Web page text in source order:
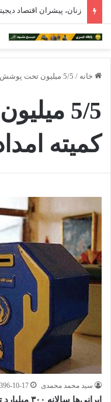
زنان، پیشران اقتصاد
خانه / 5/5 میلیون تحت پوشش کمیته امداد در کشور
5/5
کمیته
سید محمد محمدی 10-17
ایرانی‌ها سالانه ۳۰۰ میلیارد تومان صدقه می‌دهند